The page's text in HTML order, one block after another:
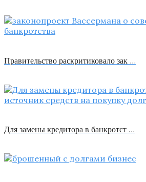
Правительство раскритиковало зак …
Для замены кредитора в банкротст …